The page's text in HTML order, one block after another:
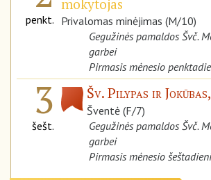
penkt.
mokytojas
Privalomas minėjimas (M/10)
Gegužinės pamaldos Švč.
garbei
Pirmasis mėnesio
3
šešt.
Šv. Pilypas ir
Šventė (F/7)
Gegužinės pamaldos Švč.
garbei
Pirmasis mėnesio